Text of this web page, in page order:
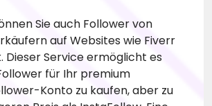
Sie auch Follower von
auf Websites wie Fiverr
Dieser Service ermöglicht es
für Ihr premium
-Konto zu kaufen, aber zu